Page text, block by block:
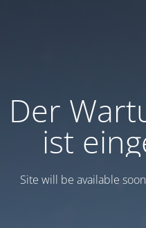
Der
ist
Site will be available